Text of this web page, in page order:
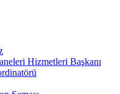
Hizmetleri Başkanı